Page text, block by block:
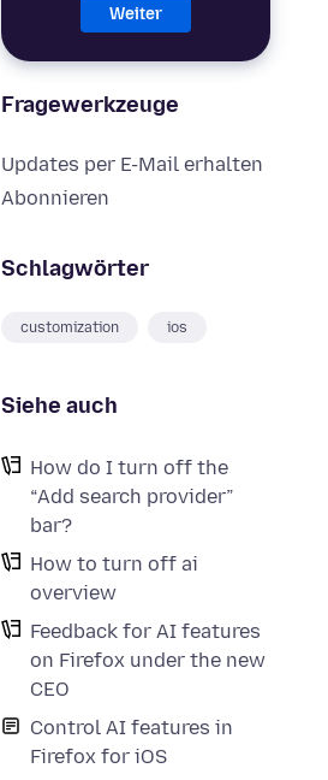
Weiter
Fragewerkzeuge
Updates per E-Mail erhalten
Abonnieren
Schlagwörter
customization ios
Siehe auch
How do I turn off the
“Add search provider”
bar?
How to turn off ai
overview
Feedback for AI features
on Firefox under the new
CEO
Control AI features in
Firefox for iOS